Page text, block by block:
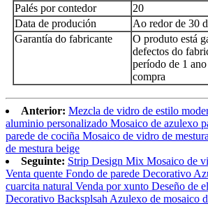
Palés por contedor
20
Data de produción
Ao redor de 30
Garantía do fabricante
O produto está
defectos do
período de 1
compra
Anterior: Mezcla de vidro de estilo
aluminio personalizado Mosaico de azulexo
parede de cociña Mosaico de vidro de
de mestura beige
Seguinte: Strip Design Mix Mosaico de
Venta quente Fondo de parede Decorativo
cuarcita natural Venda por xunto Deseño de
Decorativo Backsplsah Azulexo de mosaico